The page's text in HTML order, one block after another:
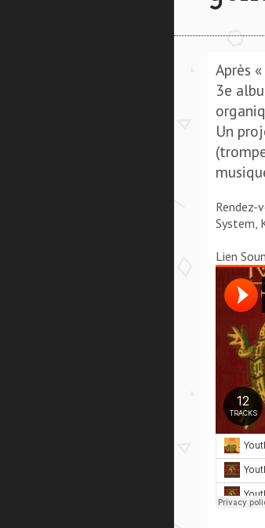
Après
3e
Un
Rendez-
System,
Lien